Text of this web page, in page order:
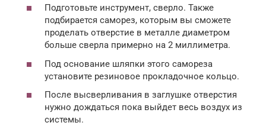
Подготовьте инструмент, сверло. Также
подбирается саморез, которым вы сможете
проделать отверстие в металле диаметром
больше сверла примерно на 2 миллиметра.
Под основание шляпки этого самореза
установите резиновое прокладочное кольцо.
После высверливания в заглушке отверстия
нужно дождаться пока выйдет весь воздух из
системы.